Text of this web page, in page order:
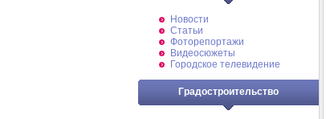
Новости
Статьи
Фоторепортажи
Видеосюжеты
Городское телевидение
Градостроительство